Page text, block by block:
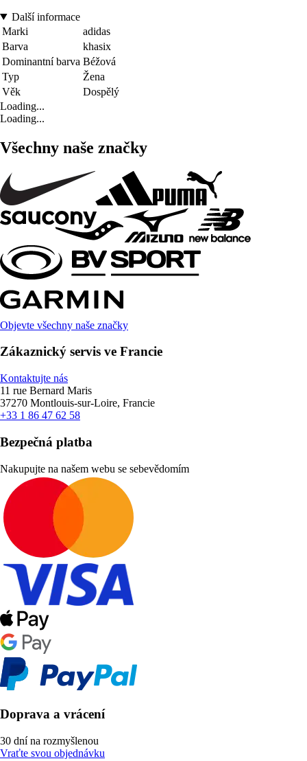
Další informace
Marki
adidas
Barva
khasix
Dominantní barva Béžová
Typ
Žena
Věk
Dospělý
Loading...
Loading...
Všechny naše značky
Objevte všechny naše značky
Zákaznický servis ve Francie
Kontaktujte nás
11 rue Bernard Maris
37270 Montlouis-sur-Loire, Francie
+33 1 86 47 62 58
Bezpečná platba
Nakupujte na našem webu se sebevědomím
Doprava a vrácení
30 dní na rozmyšlenou
Vraťte svou objednávku